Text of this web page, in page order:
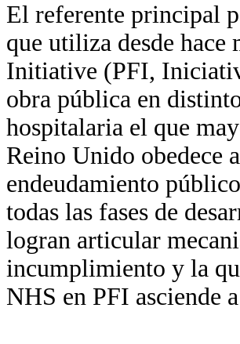
El referente principal
que utiliza desde hace
Initiative (PFI,
obra pública en
hospitalaria el que
Reino Unido obedece
endeudamiento
todas las fases de
logran articular
incumplimiento y la
NHS en PFI asciende